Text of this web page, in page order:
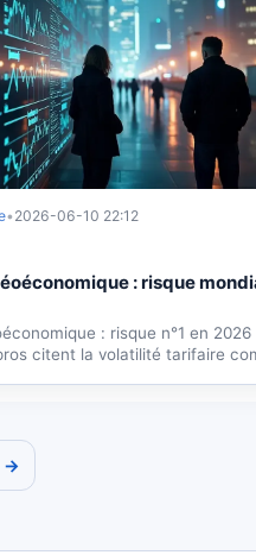
• 2026-06-10 22:12
: risque
: risque n°1 en 2026
citent la volatilité tarifaire
→